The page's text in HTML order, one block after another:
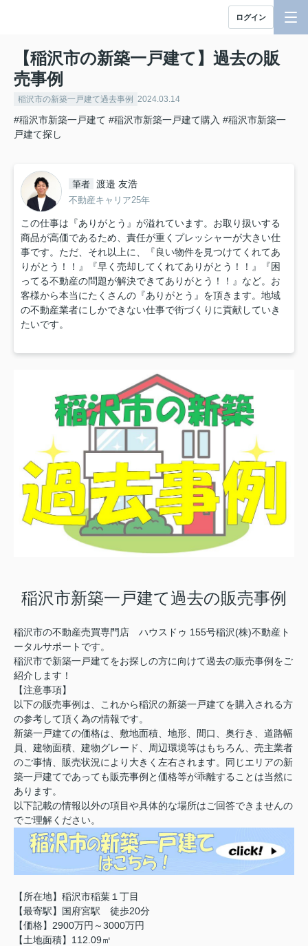
ログイン
【稲沢市の新築一戸建て】過去の販
売事例
稲沢市の新築一戸建て過去事例 2024.03.14
#稲沢市新築一戸建て #稲沢市新築一戸建て購入 #稲沢市新築一
戸建て探し
筆者 渡邉 友浩
不動産キャリア25年
この仕事は『ありがとう』が溢れています。お取り扱いする
商品が高価であるため、責任が重くプレッシャーが大きい仕
事です。ただ、それ以上に、『良い物件を見つけてくれてあ
りがとう！！』『早く売却してくれてありがとう！！』『困
ってる不動産の問題が解決できてありがとう！！』など。お
客様から本当にたくさんの『ありがとう』を頂きます。地域
の不動産業者にしかできない仕事で街づくりに貢献していき
たいです。
稲沢市新築一戸建て過去の販売事例
稲沢市の不動産売買専門店 ハウスドゥ 155号稲沢(株)不動産ト
ータルサポートです。
稲沢市で新築一戸建てをお探しの方に向けて過去の販売事例をご
紹介します！
【注意事項】
以下の販売事例は、これから稲沢の新築一戸建てを購入される方
の参考して頂く為の情報です。
新築一戸建ての価格は、敷地面積、地形、間口、奥行き、道路幅
員、建物面積、建物グレード、周辺環境等はもちろん、売主業者
のご事情、販売状況により大きく左右されます。同じエリアの新
築一戸建てであっても販売事例と価格等が乖離することは当然に
あります。
以下記載の情報以外の項目や具体的な場所はご回答できませんの
でご理解ください。
【所在地】稲沢市稲葉１丁目
【最寄駅】国府宮駅 徒歩20分
【価格】2900万円～3000万円
【土地面積】112.09㎡